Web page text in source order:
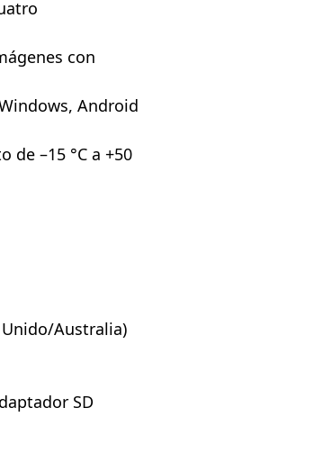
con
Android
–15 °C a +50
Unido/Australia)
SD